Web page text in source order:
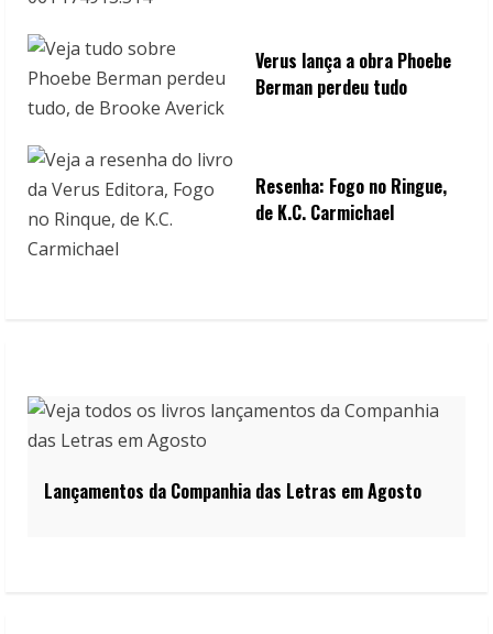
Verus lança a obra Phoebe
Berman perdeu tudo
Resenha: Fogo no Ringue,
de K.C. Carmichael
Lançamentos da Companhia das Letras em Agosto